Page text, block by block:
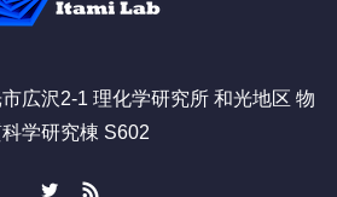
広沢2-1 理化学研究所 和光地区 物
学研究棟 S602